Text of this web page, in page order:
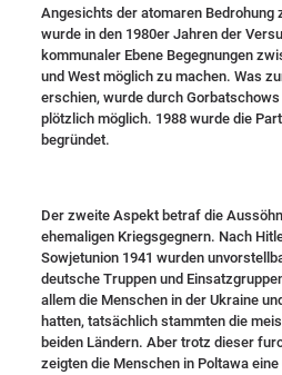
Angesichts der atomaren Bedrohung
wurde in den 1980er Jahren der
kommunaler Ebene Begegnungen
und West möglich zu machen. Was
erschien, wurde durch
plötzlich möglich. 1988 wurde die
begründet.
Der zweite Aspekt betraf die
ehemaligen Kriegsgegnern. Nach
Sowjetunion 1941 wurden
deutsche Truppen und
allem die Menschen in der Ukraine
hatten, tatsächlich stammten die
beiden Ländern. Aber trotz dieser
zeigten die Menschen in Poltawa